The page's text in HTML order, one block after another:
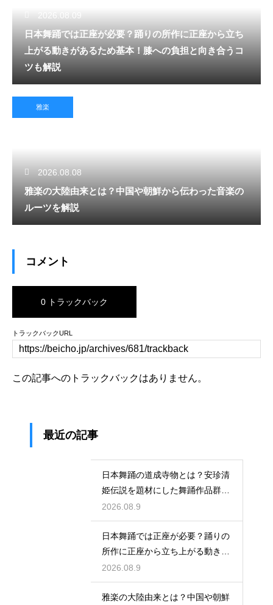
2026.08.09
日本舞踊では正座が必要？踊りの所作に正座から立ち
上がる動きがあるため基本！膝への負担と向き合うコ
ツも解説
雅楽
2026.08.08
雅楽の大陸由来とは？中国や朝鮮から伝わった音楽の
ルーツを解説
コメント
0 トラックバック
トラックバックURL
この記事へのトラックバックはありません。
最近の記事
日本舞踊の道成寺物とは？安珍清
姫伝説を題材にした舞踊作品群！
鐘を使った大作の系譜を解説
2026.08.9
日本舞踊では正座が必要？踊りの
所作に正座から立ち上がる動きが
あるため基本！膝への負担と向き
合うコツも解説
2026.08.9
雅楽の大陸由来とは？中国や朝鮮